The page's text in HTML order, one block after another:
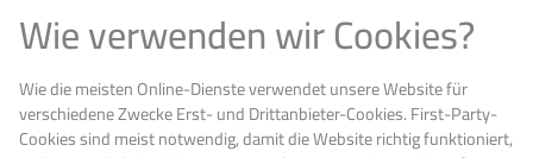
Wie verwenden wir Cookies?
Wie die meisten Online-Dienste verwendet unsere Website für
verschiedene Zwecke Erst- und Drittanbieter-Cookies. First-Party-
Cookies sind meist notwendig, damit die Website richtig funktioniert,